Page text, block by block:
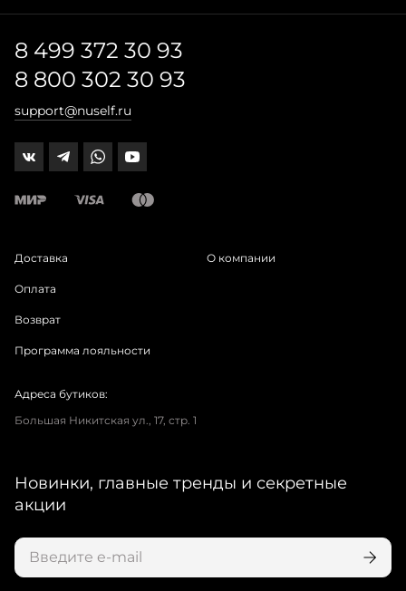
8 499 372 30 93
8 800 302 30 93
support@nuself.ru
Доставка
Оплата
Возврат
Программа лояльности
О компании
Адреса бутиков:
Большая Никитская ул., 17, стр. 1
Новинки, главные тренды и секретные
акции